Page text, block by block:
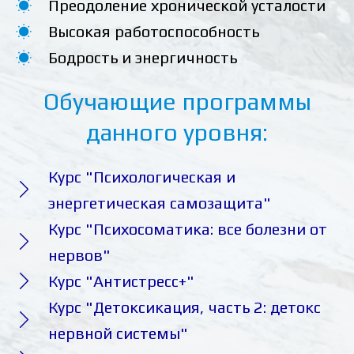
Преодоление хронической усталости
Высокая работоспособность
Бодрость и энергичность
Обучающие программы
данного уровня:
Курс "Психологическая и
энергетическая самозащита"
Курс "Психосоматика: все болезни от
нервов"
Курс "Антистресс+"
Курс "Детоксикация, часть 2: детокс
нервной системы"